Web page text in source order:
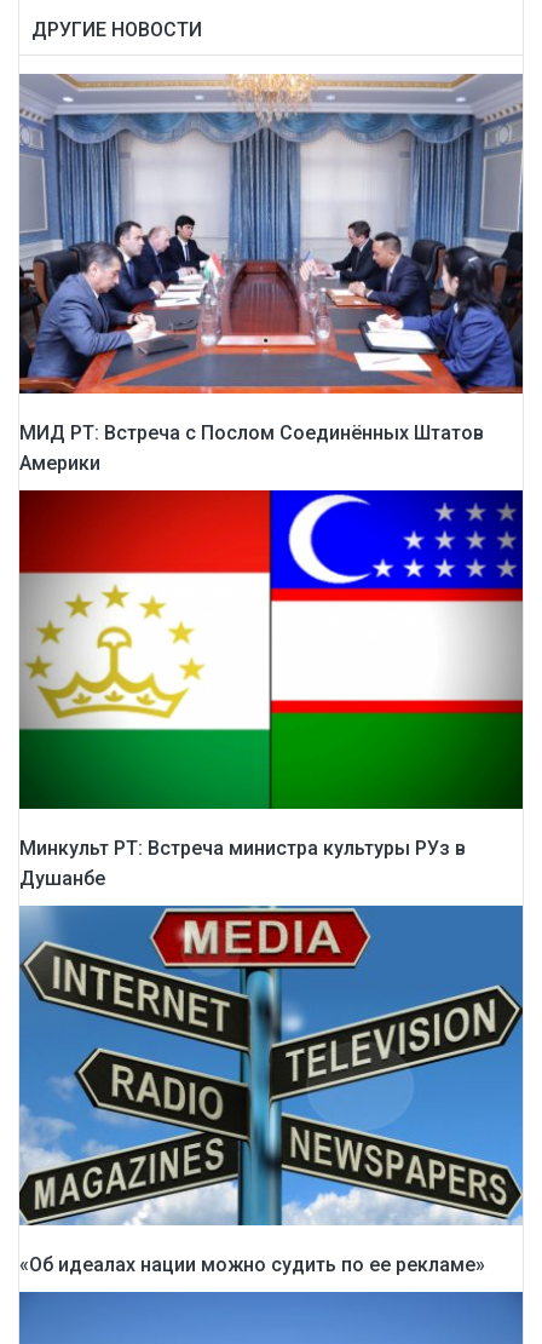
ДРУГИЕ НОВОСТИ
МИД РТ: Встреча с Послом Соединённых Штатов
Америки
Минкульт РТ: Встреча министра культуры РУз в
Душанбе
«Об идеалах нации можно судить по ее рекламе»